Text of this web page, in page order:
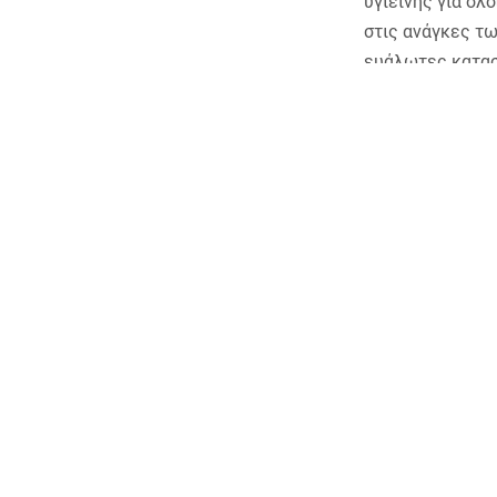
στις ανάγκες
ευάλωτες